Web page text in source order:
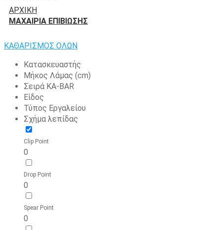
ΑΡΧΙΚΉ
ΜΑΧΑΊΡΙΑ ΕΠΙΒΊΩΣΗΣ
ΚΑΘΑΡΙΣΜΟΣ ΟΛΩΝ
Κατασκευαστής
Μήκος Λάμας (cm)
Σειρά KA-BAR
Είδος
Τύπος Εργαλείου
Σχήμα λεπίδας
Clip Point
0
Drop Point
0
Spear Point
0